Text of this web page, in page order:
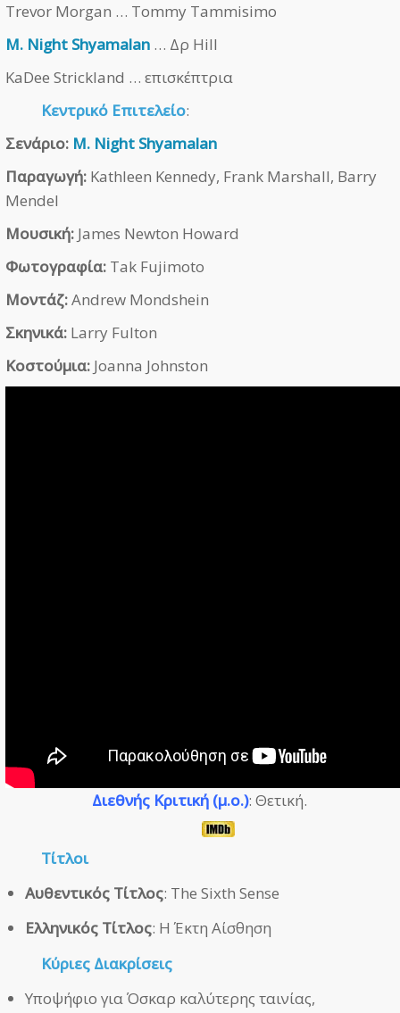
Trevor Morgan … Tommy Tammisimo
M. Night Shyamalan … Δρ Hill
KaDee Strickland … επισκέπτρια
Κεντρικό Επιτελείο:
Σενάριο: M. Night Shyamalan
Παραγωγή: Kathleen Kennedy, Frank Marshall, Barry
Mendel
Μουσική: James Newton Howard
Φωτογραφία: Tak Fujimoto
Μοντάζ:Andrew Mondshein
Σκηνικά: Larry Fulton
Κοστούμια: Joanna Johnston
Διεθνής Κριτική (μ.ο.): Θετική.
Τίτλοι
Αυθεντικός Τίτλος: The Sixth Sense
Ελληνικός Τίτλος: Η Έκτη Αίσθηση
Κύριες Διακρίσεις
Υποψήφιο για Όσκαρ καλύτερης ταινίας,